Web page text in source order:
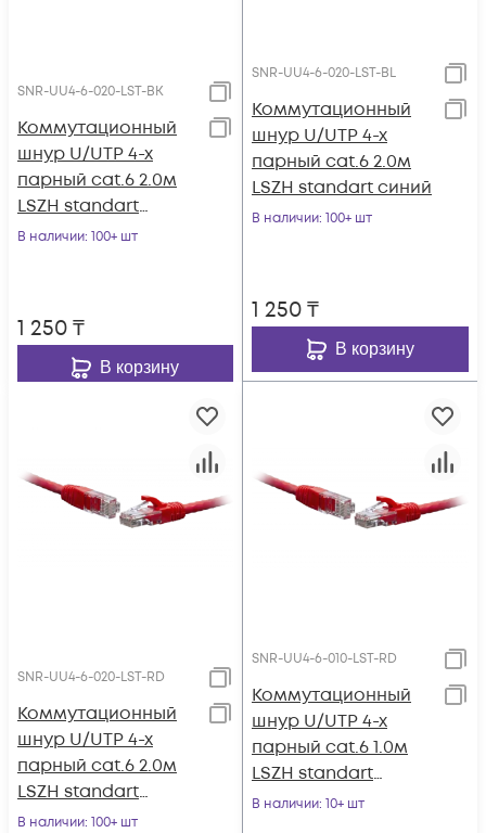
SNR-UU4-6-020-LST-BK
Коммутационный
шнур U/UTP 4-х
парный cat.6 2.0м
LSZH standart
чёрный
В наличии: 100+ шт
1 250₸
В корзину
SNR-UU4-6-020-LST-BL
Коммутационный
шнур U/UTP 4-х
парный cat.6 2.0м
LSZH standart синий
В наличии: 100+ шт
1 250₸
В корзину
SNR-UU4-6-020-LST-RD
Коммутационный
шнур U/UTP 4-х
парный cat.6 2.0м
LSZH standart
красный
В наличии: 100+ шт
SNR-UU4-6-010-LST-RD
Коммутационный
шнур U/UTP 4-х
парный cat.6 1.0м
LSZH standart
красный
В наличии: 10+ шт